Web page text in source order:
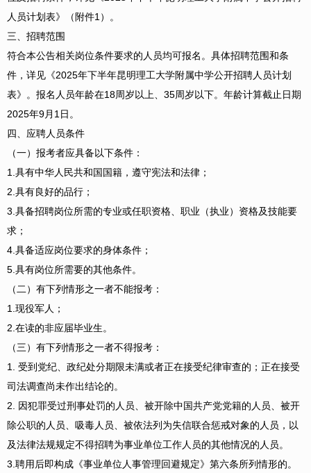
人员计划表》（附件1）。
三、招聘范围
符合本公告相关岗位条件要求的人员均可报名。具体招聘范围和条
件，详见《2025年下半年昆明理工大学附属中学公开招聘人员计划
表》。报名人员年龄在18周岁以上、35周岁以下。年龄计算截止日期
2025年9月1日。
四、应聘人员条件
（一）报考者应具备以下条件：
1.具有中华人民共和国国籍，遵守宪法和法律；
2.具有良好的品行；
3.具备招聘岗位所需的专业或任职资格、职业（执业）资格及技能要
求；
4.具备适应岗位要求的身体条件；
5.具有岗位所需要的其他条件。
（二）有下列情形之一者不能报考：
1.现役军人；
2.在读的非应届毕业生。
（三）有下列情形之一者不得报考：
1. 受到党纪、政纪处分期限未满或者正在接受纪律审查的；正在接受
司法调查尚未作出结论的。
2. 因犯罪受过刑事处罚的人员、被开除中国共产党党籍的人员、被开
除公职的人员、吸毒人员、被依法列为失信联合惩戒对象的人员，以
及法律法规规定不得招聘为事业单位工作人员的其他情况的人员。
3.聘用后即构成《事业单位人事管理回避规定》第六条所列情形的。